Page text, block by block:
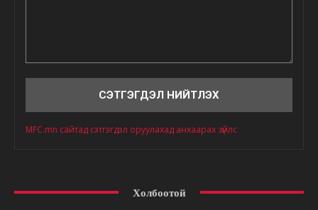
MFC.mn сайтад сэтгэгдэл оруулахад анхаарах зүйлс
Холбоотой